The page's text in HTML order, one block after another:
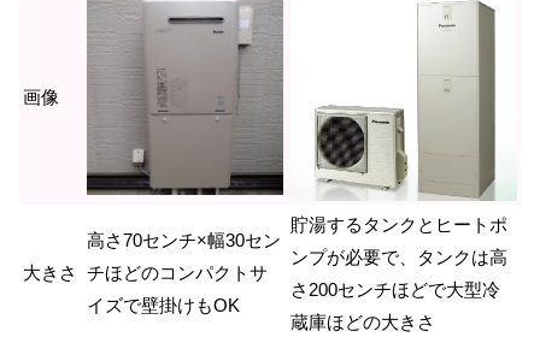
画像
大きさ
高さ70センチ×幅30セン
チほどのコンパクトサ
イズで壁掛けもOK
貯湯するタンクとヒートポ
ンプが必要で、タンクは高
さ200センチほどで大型冷
蔵庫ほどの大きさ